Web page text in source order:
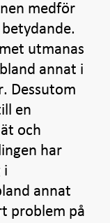
medför
utmanas
annat i
Dessutom
en
och
har
i
annat
problem på